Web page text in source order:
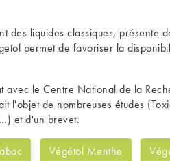
liquides classiques, présente
permet de favoriser la
le Centre National de la
l'objet de nombreuses études
et d'un brevet.
Végétol Menthe